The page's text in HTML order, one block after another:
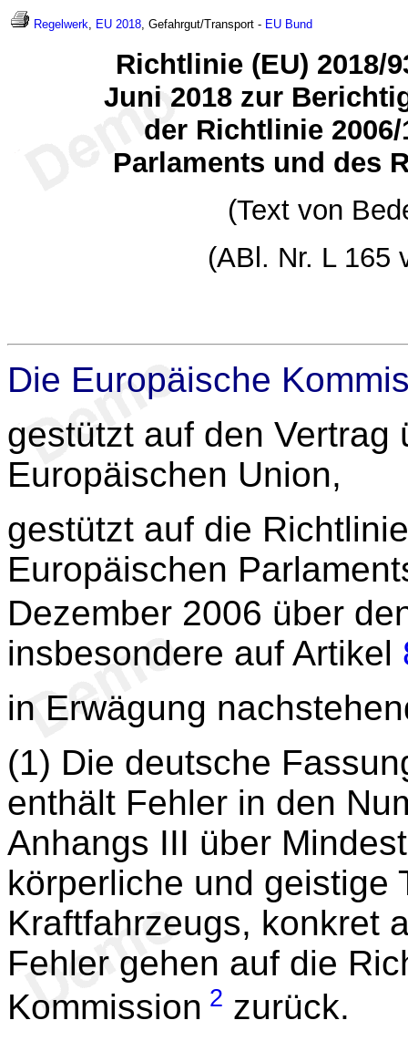
Regelwerk, EU 2018, Gefahrgut/Transport - EU Bund
Richtlinie (EU) 2018/
Juni 2018 zur
der Richtlinie
Parlaments und des
(Text von
(ABl. Nr. L 165
Die Europäische
gestützt auf den Vertrag
Europäischen Union,
gestützt auf die
Europäischen
Dezember 2006 über
insbesondere auf Artikel
in Erwägung
(1) Die deutsche
enthält Fehler in den
Anhangs III über
körperliche und geistige
Kraftfahrzeugs, konkret
Fehler gehen auf die
Kommission 2 zurück.